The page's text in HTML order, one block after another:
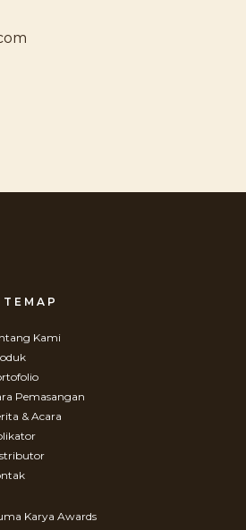
Kami
Pemasangan
& Acara
Karya Awards